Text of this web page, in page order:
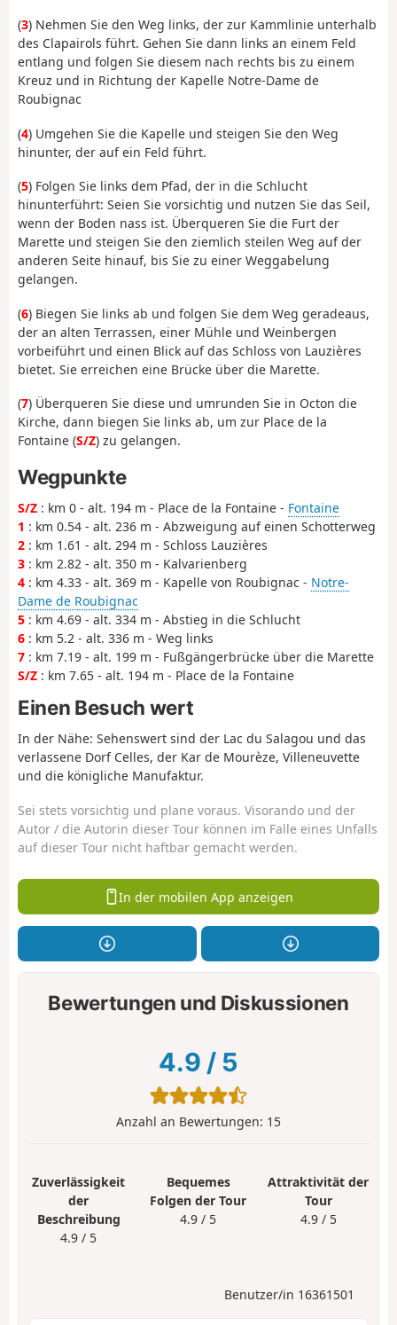
(3) Nehmen Sie den Weg links, der zur Kammlinie unterhalb
des Clapairols führt. Gehen Sie dann links an einem Feld
entlang und folgen Sie diesem nach rechts bis zu einem
Kreuz und in Richtung der Kapelle Notre-Dame de
Roubignac
(4) Umgehen Sie die Kapelle und steigen Sie den Weg
hinunter, der auf ein Feld führt.
(5) Folgen Sie links dem Pfad, der in die Schlucht
hinunterführt: Seien Sie vorsichtig und nutzen Sie das Seil,
wenn der Boden nass ist. Überqueren Sie die Furt der
Marette und steigen Sie den ziemlich steilen Weg auf der
anderen Seite hinauf, bis Sie zu einer Weggabelung
gelangen.
(6) Biegen Sie links ab und folgen Sie dem Weg geradeaus,
der an alten Terrassen, einer Mühle und Weinbergen
vorbeiführt und einen Blick auf das Schloss von Lauzières
bietet. Sie erreichen eine Brücke über die Marette.
(7) Überqueren Sie diese und umrunden Sie in Octon die
Kirche, dann biegen Sie links ab, um zur Place de la
Fontaine (S/Z) zu gelangen.
Wegpunkte
S/Z : km 0 - alt. 194 m - Place de la Fontaine - Fontaine
1 : km 0.54 - alt. 236 m - Abzweigung auf einen Schotterweg
2 : km 1.61 - alt. 294 m - Schloss Lauzières
3 : km 2.82 - alt. 350 m - Kalvarienberg
4 : km 4.33 - alt. 369 m - Kapelle von Roubignac - Notre-
Dame de Roubignac
5 : km 4.69 - alt. 334 m - Abstieg in die Schlucht
6 : km 5.2 - alt. 336 m - Weg links
7 : km 7.19 - alt. 199 m - Fußgängerbrücke über die Marette
S/Z : km 7.65 - alt. 194 m - Place de la Fontaine
Einen Besuch wert
In der Nähe: Sehenswert sind der Lac du Salagou und das
verlassene Dorf Celles, der Kar de Mourèze, Villeneuvette
und die königliche Manufaktur.
Sei stets vorsichtig und plane voraus. Visorando und der
Autor / die Autorin dieser Tour können im Falle eines Unfalls
auf dieser Tour nicht haftbar gemacht werden.
In der mobilen App anzeigen
Bewertungen und Diskussionen
4.9 / 5
Anzahl an Bewertungen: 15
Zuverlässigkeit
der
Beschreibung
4.9 / 5
Bequemes
Folgen der Tour
4.9 / 5
Attraktivität der
Tour
4.9 / 5
Benutzer/in 16361501